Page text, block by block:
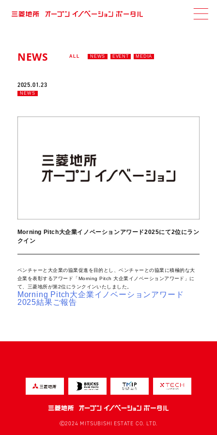
NEWS ALL NEWS EVENT MEDIA
2025.01.23
NEWS
Morning Pitch大企業イノベーションアワード2025にて2位にラン
クイン
ベンチャーと大企業の協業促進を目的とし、ベンチャーとの協業に積極的な大
企業を表彰するアワード「Morning Pitch 大企業イノベーションアワード」に
て、三菱地所が第2位にランクインいたしました。
Morning Pitch大企業イノベーションアワード
2025結果ご報告
Ⓒ2024 MITSUBISHI ESTATE CO. LTD.